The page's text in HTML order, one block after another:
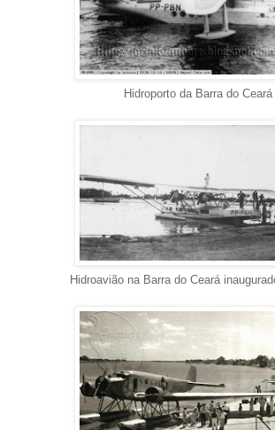
Hidroporto da Barra do Ceará
Hidroavião na Barra do Ceará